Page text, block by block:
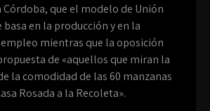
Córdoba, que el modelo de Unión
basa en la producción y en la
mientras que la oposición
de «aquellos que miran la
la comodidad de las 60 manzanas
Rosada a la Recoleta».